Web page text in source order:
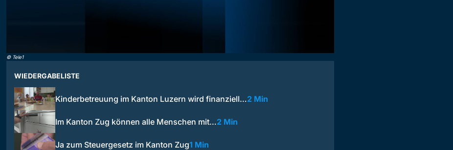
© Tele1
WIEDERGABELISTE
Kinderbetreuung im Kanton Luzern wird finanziell…2 Min
Im Kanton Zug können alle Menschen mit…2 Min
Ja zum Steuergesetz im Kanton Zug1 Min